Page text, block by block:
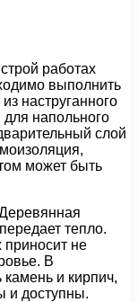
работах
выполнить
наструганного
напольного
слой
может быть
тепло.
не
В
и кирпич,
и доступны.